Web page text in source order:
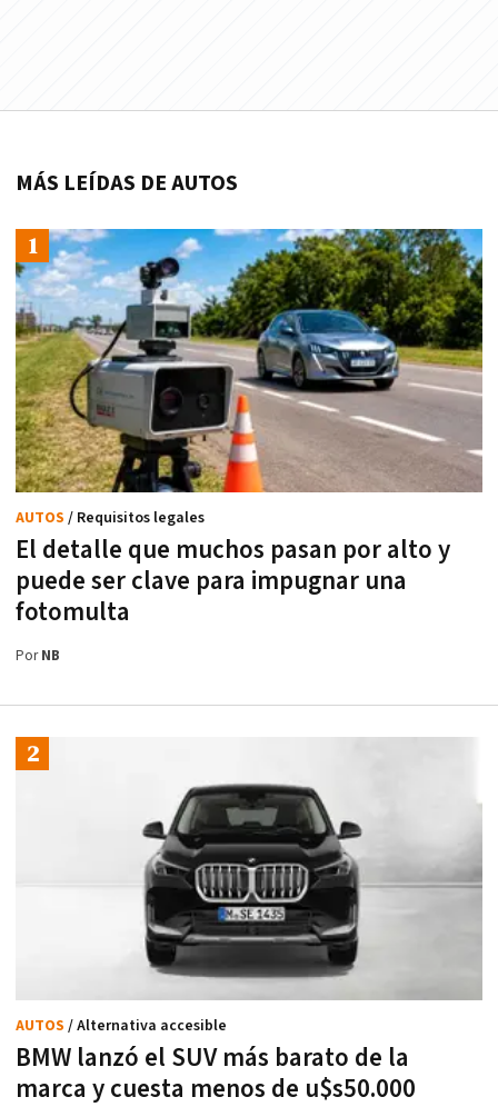
MÁS LEÍDAS DE AUTOS
El detalle que muchos pasan por alto y
puede ser clave para impugnar una
fotomulta
AUTOS / Requisitos legales
PorNB
BMW lanzó el SUV más barato de la
marca y cuesta menos de u$s50.000
AUTOS / Alternativa accesible